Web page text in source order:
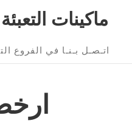
content
ماكينات
Site
Navigation
اتـصـل بـنـا في الفروع